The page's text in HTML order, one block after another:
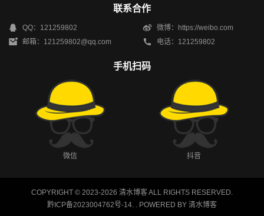
联系合作
QQ：121259802
微博：https://weibo.com
邮箱：121259802@qq.com
电话：121259802
手机扫码
微信 抖音
COPYRIGHT © 2023-2026 清水博客ALL RIGHTS RESERVED.
黔ICP备2023004762号-14
. POWERED BY 清水博客